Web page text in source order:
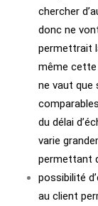
chercher
donc ne
permettrait
même
ne vaut
du délai
varie
permettant
possibilité
au client